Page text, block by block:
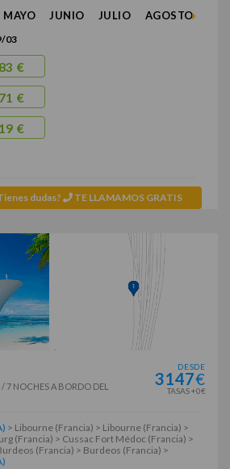
MAYO JUNIO JULIO AGOSTO
03
€
€
€
dudas? TE LLAMAMOS GRATIS
/ 7 NOCHESA BORDO DEL
DESDE
3147€
TASAS +0€
> Libourne (Francia) > Libourne (Francia) >
(Francia) > Cussac Fort Médoc (Francia) >
(Francia) > Burdeos (Francia) >